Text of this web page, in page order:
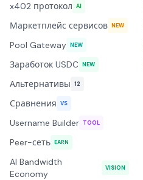
x402 протокол AI
Маркетплейс сервисов NEW
Pool Gateway NEW
Заработок USDC NEW
Альтернативы 12
Сравнения VS
Username Builder TOOL
Peer-сеть EARN
AI Bandwidth
Economy
VISION